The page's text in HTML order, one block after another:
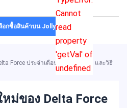
Cannot
read
property
'getVal' of
undefined
อกซื้อสินค้าบน JollyMax
Force ประจำเดือนมีนาคม 2026 และวิธี
ม่ของ Delta Force